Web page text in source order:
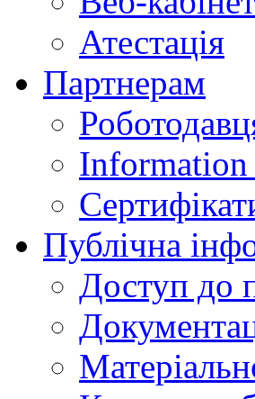
Атестація
Партнерам
Публічна
Доступ до